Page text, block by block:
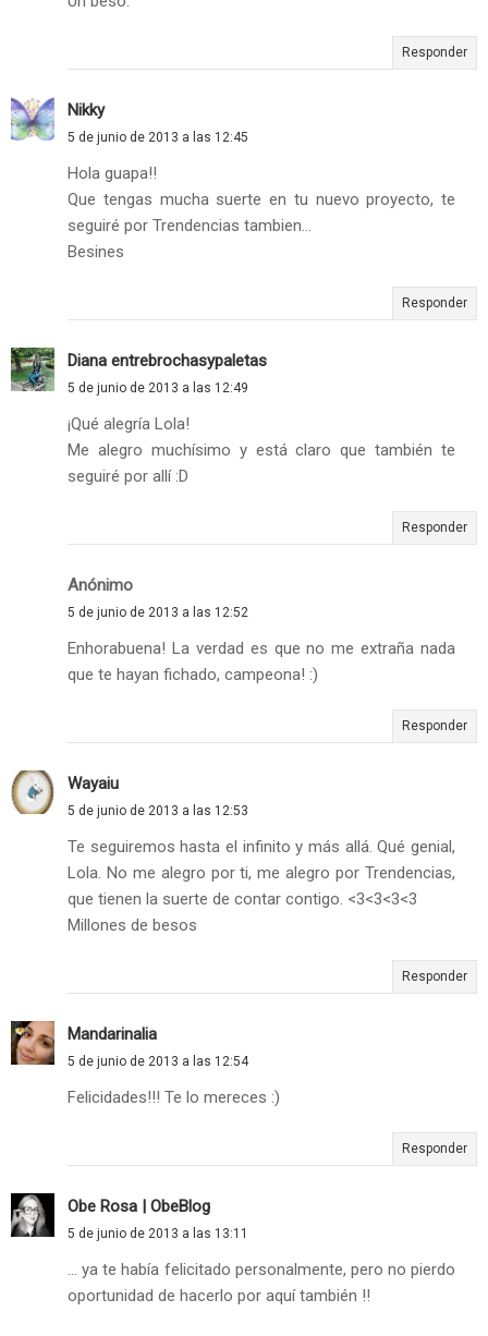
Responder
Nikky
5 de junio de 2013 a las 12:45
Hola guapa!!
Que tengas mucha suerte en tu nuevo proyecto, te
seguiré por Trendencias tambien...
Besines
Responder
Diana entrebrochasypaletas
5 de junio de 2013 a las 12:49
¡Qué alegría Lola!
Me alegro muchísimo y está claro que también te
seguiré por allí :D
Responder
Anónimo
5 de junio de 2013 a las 12:52
Enhorabuena! La verdad es que no me extraña nada
que te hayan fichado, campeona! :)
Responder
Wayaiu
5 de junio de 2013 a las 12:53
Te seguiremos hasta el infinito y más allá. Qué genial,
Lola. No me alegro por ti, me alegro por Trendencias,
que tienen la suerte de contar contigo. <3<3<3<3
Millones de besos
Responder
Mandarinalia
5 de junio de 2013 a las 12:54
Felicidades!!! Te lo mereces :)
Responder
Obe Rosa | ObeBlog
5 de junio de 2013 a las 13:11
... ya te había felicitado personalmente, pero no pierdo
oportunidad de hacerlo por aquí también !!